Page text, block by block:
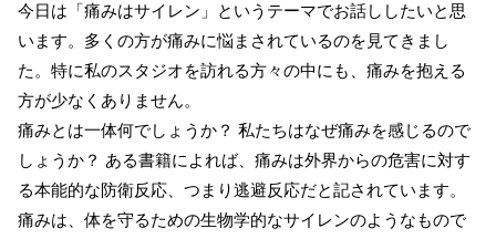
今日は「痛みはサイレン」というテーマでお話ししたいと思
います。多くの方が痛みに悩まされているのを見てきまし
た。特に私のスタジオを訪れる方々の中にも、痛みを抱える
方が少なくありません。
痛みとは一体何でしょうか？ 私たちはなぜ痛みを感じるので
しょうか？ ある書籍によれば、痛みは外界からの危害に対す
る本能的な防衛反応、つまり逃避反応だと記されています。
痛みは、体を守るための生物学的なサイレンのようなもので